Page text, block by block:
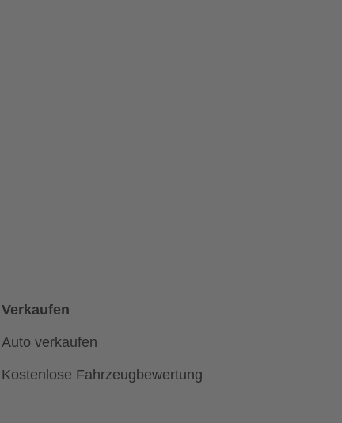
Verkaufen
Auto verkaufen
Kostenlose Fahrzeugbewertung